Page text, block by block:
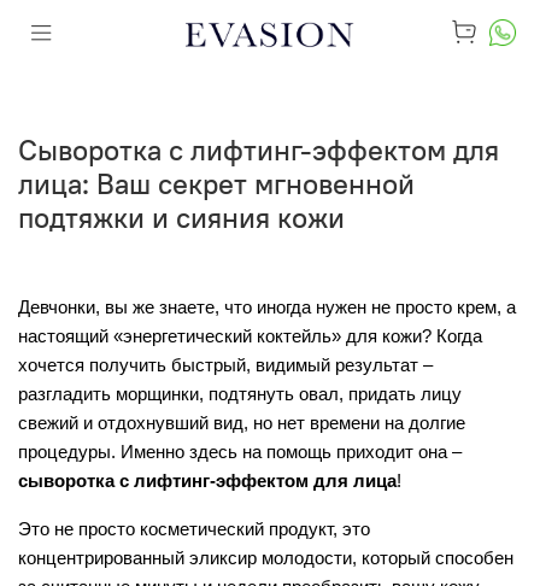
Сыворотка с лифтинг-эффектом для
лица: Ваш секрет мгновенной
подтяжки и сияния кожи
Девчонки, вы же знаете, что иногда нужен не просто крем, а
настоящий «энергетический коктейль» для кожи? Когда
хочется получить быстрый, видимый результат –
разгладить морщинки, подтянуть овал, придать лицу
свежий и отдохнувший вид, но нет времени на долгие
процедуры. Именно здесь на помощь приходит она –
сыворотка с лифтинг-эффектом для лица!
Это не просто косметический продукт, это
концентрированный эликсир молодости, который способен